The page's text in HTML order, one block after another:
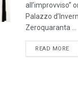
all’improvviso”
Palazzo
Zeroquaranta ...
READ MORE